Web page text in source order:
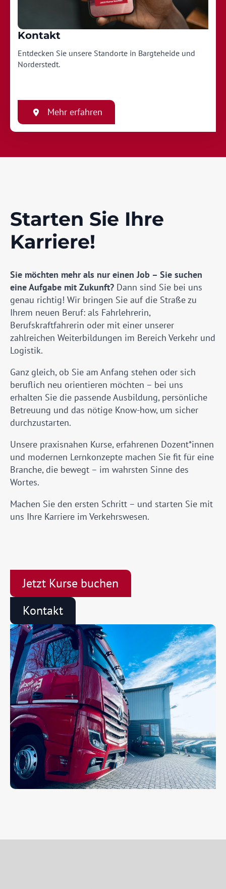
Kontakt
Entdecken Sie unsere Standorte in Bargteheide und
Norderstedt.
Mehr erfahren
Starten Sie Ihre
Karriere!
Sie möchten mehr als nur einen Job – Sie suchen
eine Aufgabe mit Zukunft? Dann sind Sie bei uns
genau richtig! Wir bringen Sie auf die Straße zu
Ihrem neuen Beruf: als Fahrlehrerin,
Berufskraftfahrerin oder mit einer unserer
zahlreichen Weiterbildungen im Bereich Verkehr und
Logistik.
Ganz gleich, ob Sie am Anfang stehen oder sich
beruflich neu orientieren möchten – bei uns
erhalten Sie die passende Ausbildung, persönliche
Betreuung und das nötige Know-how, um sicher
durchzustarten.
Unsere praxisnahen Kurse, erfahrenen Dozent*innen
und modernen Lernkonzepte machen Sie fit für eine
Branche, die bewegt – im wahrsten Sinne des
Wortes.
Machen Sie den ersten Schritt – und starten Sie mit
uns Ihre Karriere im Verkehrswesen.
Jetzt Kurse buchen
Kontakt